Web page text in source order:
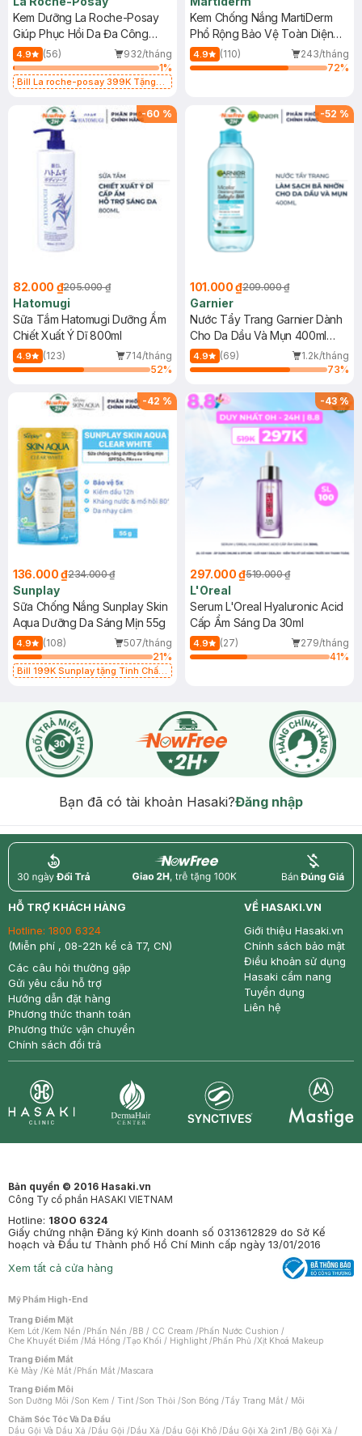
Kem Dưỡng La Roche-Posay
Giúp Phục Hồi Da Đa Công
Dụng 40ml
4.9 (56)
932/tháng
1%
Bill La roche-posay 399K Tặng
(SL có hạn)
Kem Chống Nắng MartiDerm
Phổ Rộng Bảo Vệ Toàn Diện
40ml
4.9 (110)
243/tháng
72%
-60 %
82.000 ₫205.000 ₫
Hatomugi
Sữa Tắm Hatomugi Dưỡng Ẩm
Chiết Xuất Ý Dĩ 800ml
4.9 (123)
714/tháng
52%
-52 %
101.000 ₫209.000 ₫
Garnier
Nước Tẩy Trang Garnier Dành
Cho Da Dầu Và Mụn 400ml
(Mới)
4.9 (69)
1.2k/tháng
73%
-42 %
136.000 ₫234.000 ₫
Sunplay
Sữa Chống Nắng Sunplay Skin
Aqua Dưỡng Da Sáng Mịn 55g
4.9 (108)
507/tháng
21%
Bill 199K Sunplay tặng Tinh Chất
-43%
297.000 ₫519.000 ₫
L'Oreal
Serum L'Oreal Hyaluronic Acid
Cấp Ẩm Sáng Da 30ml
4.9 (27)
279/tháng
41%
Bạn đã có tài khoản Hasaki?Đăng nhập
return nowfree price
HỖ TRỢ KHÁCH HÀNG
Hotline: 1800 6324
(Miễn phí , 08-22h kể cả T7, CN)
Các câu hỏi thường gặp
Gửi yêu cầu hỗ trợ
Hướng dẫn đặt hàng
Phương thức thanh toán
Phương thức vận chuyển
Chính sách đổi trả
VỀ HASAKI.VN
Giới thiệu Hasaki.vn
Chính sách bảo mật
Điều khoản sử dụng
Hasaki cẩm nang
Tuyển dụng
Liên hệ
Bản quyền © 2016 Hasaki.vn
Công Ty cổ phần HASAKI VIETNAM
Hotline: 1800 6324
Giấy chứng nhận Đăng ký Kinh doanh số 0313612829 do Sở Kế
hoạch và Đầu tư Thành phố Hồ Chí Minh cấp ngày 13/01/2016
Xem tất cả cửa hàng
Mỹ Phẩm High-End
Trang Điểm Mặt
Kem Lót /Kem Nền /Phấn Nền /BB / CC Cream /Phấn Nước Cushion /
Che Khuyết Điểm /Má Hồng /Tạo Khối / Highlight /Phấn Phủ /Xịt Khoá Makeup
Trang Điểm Mắt
Kẻ Mày /Kẻ Mắt /Phấn Mắt /Mascara
Trang Điểm Môi
Son Dưỡng Môi /Son Kem / Tint /Son Thỏi /Son Bóng /Tẩy Trang Mắt / Môi
Chăm Sóc Tóc Và Da Đầu
Dầu Gội Và Dầu Xả /Dầu Gội /Dầu Xả /Dầu Gội Khô /Dầu Gội Xả 2in1 /Bộ Gội Xả /